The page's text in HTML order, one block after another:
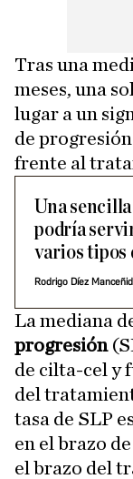
Tras una
meses, una
lugar a un
de
frente al
Una
podría
varios tipos
Rodrigo Díez
La mediana
progresión
de cilta-cel y
del
tasa de SLP
en el brazo
el brazo del